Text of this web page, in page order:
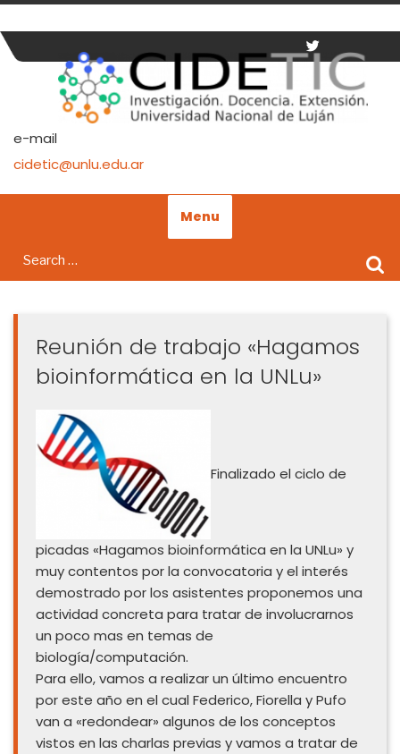
Skip
to
content
e-mail
cidetic@unlu.edu.ar
Menu
for:
Reunión de trabajo «Hagamos
bioinformática en la UNLu»
Finalizado el ciclo de
picadas «Hagamos bioinformática en la UNLu» y
muy contentos por la convocatoria y el interés
demostrado por los asistentes proponemos una
actividad concreta para tratar de involucrarnos
un poco mas en temas de
biología/computación.
Para ello, vamos a realizar un último encuentro
por este año en el cual Federico, Fiorella y Pufo
van a «redondear» algunos de los conceptos
vistos en las charlas previas y vamos a tratar de